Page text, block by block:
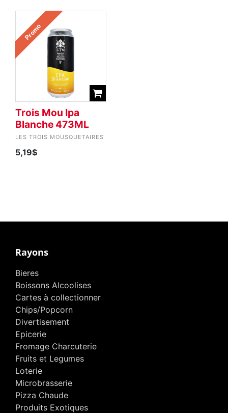
Promo
Trois Mou Ipa
Blanche 473ML
LES TROIS MOUSQUETAIRES
5,19$
Rayons
Bieres
Boissons Alcoolises
Cartes à collectionner
Chips/Popcorn
Divertisement
Epicerie
Fromage Charcuterie
Fruits et Legumes
Loterie
Microbrasserie
Pizza Chaude
Produits Exotiques